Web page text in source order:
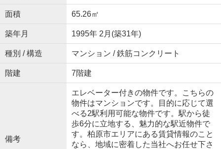
面積 65.26㎡
築年月 1995年 2月(築31年)
種別 / 構造 マンション / 鉄筋コンクリート
階建 7階建
備考
エレベーター付きの物件です。こちらの
物件はマンションです。目的に応じて選
べる2駅利用可能な物件です。駅から徒
歩6分に立地する、魅力的な駅近物件で
す。柏原市エリアにある賃貸情報のこと
なら、地域に密着した当社へお任せ下さ